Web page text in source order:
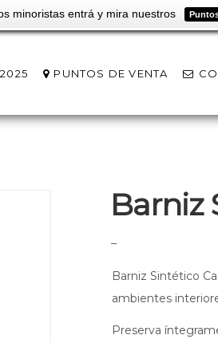
minoristas entrá y mira nuestros
PUNTOS DE VENTA
Barniz
–
Barniz Sintético
ambientes
Preserva